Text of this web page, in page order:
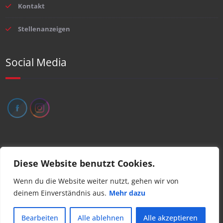
Diese Website benutzt Cookies.
Wenn du die Website weiter nutzt, gehen wir von
deinem Einverständnis aus. Mehr dazu
Bearbeiten Alle ablehnen Alle akzeptieren
Kontakt
Stellenanzeigen
Social Media
Datenschutz
Proudly powered by WordPress| Theme: Chillyby SpiceThemes